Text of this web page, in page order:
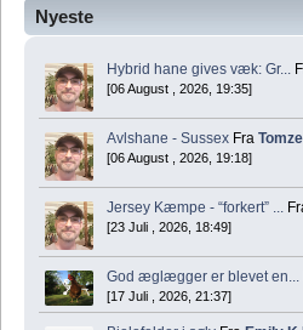
Nyeste
Hybrid hane gives væk: Gr...
[06 August , 2026, 19:35]
Avlshane - Sussex Fra
[06 August , 2026, 19:18]
Jersey Kæmpe - “forkert” ...
[23 Juli , 2026, 18:49]
God æglægger er blevet en...
[17 Juli , 2026, 21:37]